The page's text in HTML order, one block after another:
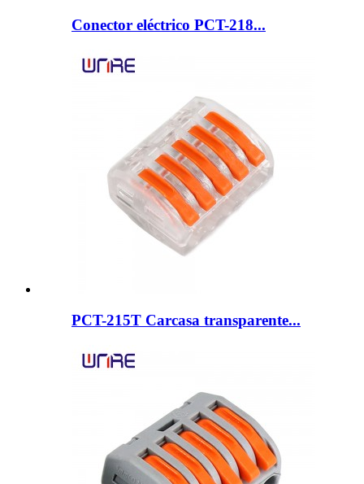
Conector eléctrico PCT-218...
PCT-215T Carcasa transparente...